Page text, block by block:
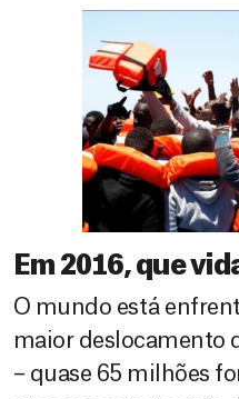
Em 2016, que
O mundo está
maior deslocamento
– quase 65 milhões